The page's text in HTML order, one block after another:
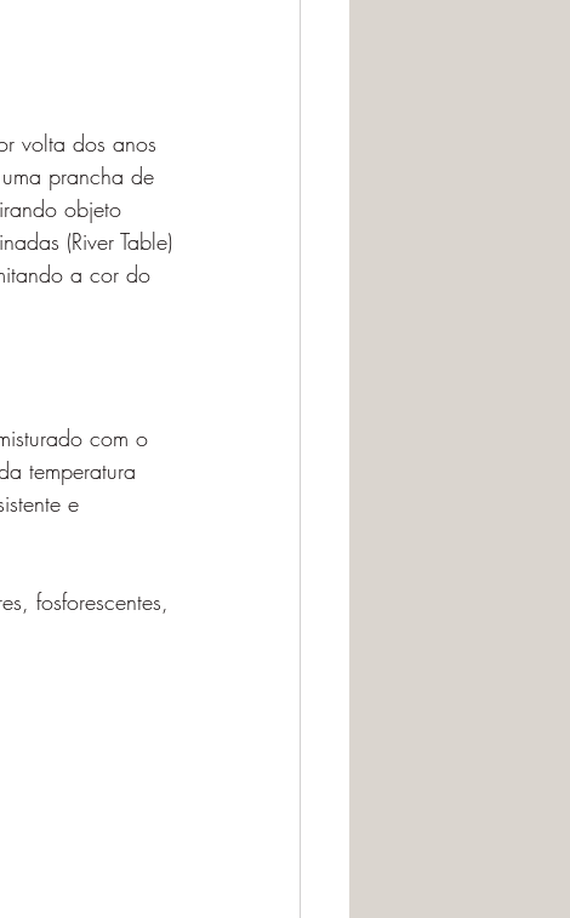
volta dos anos
prancha de
objeto
(River Table)
a cor do
com o
temperatura
e
fosforescentes,